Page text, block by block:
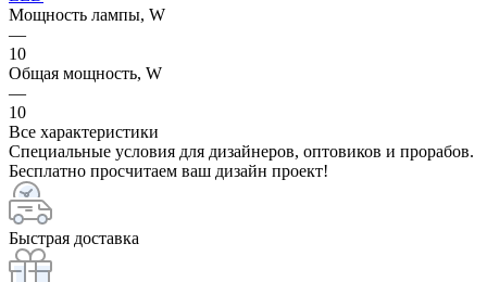
Мощность лампы, W
—
10
Общая мощность, W
—
10
Все характеристики
Специальные условия для дизайнеров, оптовиков и прорабов.
Бесплатно просчитаем ваш дизайн проект!
Быстрая доставка